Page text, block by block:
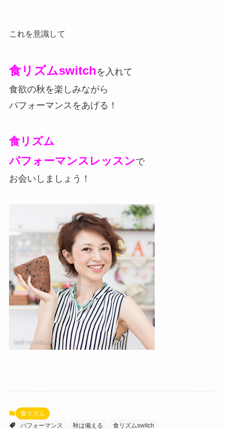
これを意識して
食リズムswitchを入れて
食欲の秋を楽しみながら
パフォーマンスをあげる！
食リズム
パフォーマンスレッスンで
お会いしましょう！
食リズム
パフォーマンス
秋は備える 食リズムswitch